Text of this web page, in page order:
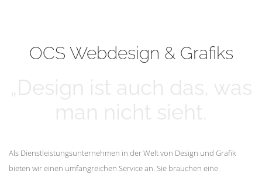
OCS Webdesign & Grafiks
Als Dienstleistungsunternehmen in der Welt von Design und Grafik
bieten wir einen umfangreichen Service an. Sie brauchen eine